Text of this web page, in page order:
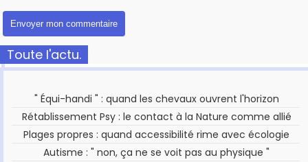
Toute l'actu.
" Équi-handi " : quand les chevaux ouvrent l'horizon
Rétablissement Psy : le contact à la Nature comme allié
Plages propres : quand accessibilité rime avec écologie
Autisme : " non, ça ne se voit pas au physique "